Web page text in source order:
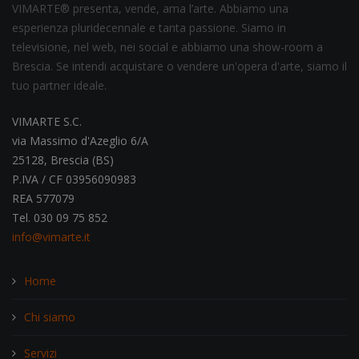
VIMARTE® presenta, vende, ama l’arte. Abbiamo una
esperienza pluridecennale e tanta passione. Siamo in
televisione, nel web, nei social e abbiamo una show-room a
Brescia. Se intendi acquistare o vendere un'opera d'arte, siamo il
tuo partner ideale.
VIMARTE S.C.
via Massimo d'Azeglio 6/A
25128, Brescia (BS)
P.IVA / CF 03956090983
REA 577079
Tel. 030 09 75 852
info@vimarte.it
Home
Chi siamo
Servizi